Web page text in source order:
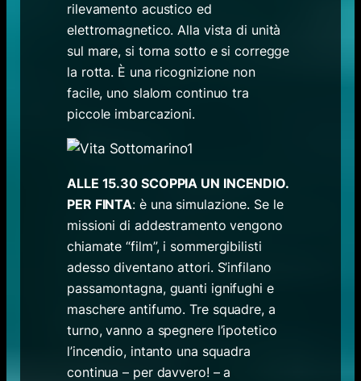
rilevamento acustico ed
elettromagnetico. Alla vista di unità
sul mare, si torna sotto e si corregge
la rotta. È una ricognizione non
facile, uno slalom continuo tra
piccole imbarcazioni.
ALLE 15.30 SCOPPIA UN INCENDIO.
PER FINTA: è una simulazione. Se le
missioni di addestramento vengono
chiamate “film”, i sommergibilisti
adesso diventano attori. S’infilano
passamontagna, guanti ignifughi e
maschere antifumo. Tre squadre, a
turno, vanno a spegnere l’ipotetico
l’incendio, intanto una squadra
continua – per davvero! – a